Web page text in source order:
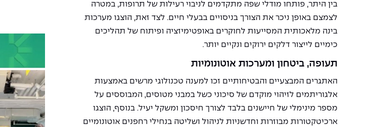
בין היתר, פותחו מודלי שפה מתקדמים לניבוי רעילות של תרופות, במטרה
לצמצם באופן ניכר את הצורך בניסויים בבעלי חיים. לצד זאת, הוצגו מערכות
בינה מלאכותית המסייעות לחוקרים באופטימיזציה ופיתוח של תהליכים
כימיים לייצור דלקים ירוקים ונקיים יותר.
תעופה, ביטחון ומערכות אוטונומיות
האתגרים המבצעיים והבטיחותיים זכו למענה טכנולוגי מרשים באמצעות
אלגוריתמים לזיהוי מוקדם של סיכוני כשל במבני מטוסים, המבוססים על
מספר מינימלי של חיישנים בלבד לצורך חיסכון ומשקל יעיל. בנוסף, הוצגו
ארכיטקטורות מבוזרות וחדשניות לניהול ושליטה בנחילי רחפנים אוטונומיים